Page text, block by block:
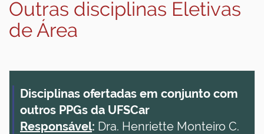
Outras disciplinas Eletivas
de Área
Disciplinas ofertadas em conjunto com
outros PPGs da UFSCar
Responsável: Dra. Henriette Monteiro C.